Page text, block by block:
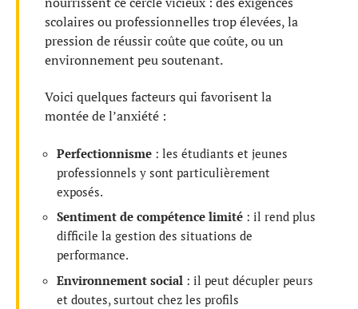
scolaires ou professionnelles trop élevées, la
pression de réussir coûte que coûte, ou un
environnement peu soutenant.
Voici quelques facteurs qui favorisent la
montée de l’anxiété :
Perfectionnisme : les étudiants et jeunes
professionnels y sont particulièrement
exposés.
Sentiment de compétence limité : il rend plus
difficile la gestion des situations de
performance.
Environnement social : il peut décupler peurs
et doutes, surtout chez les profils